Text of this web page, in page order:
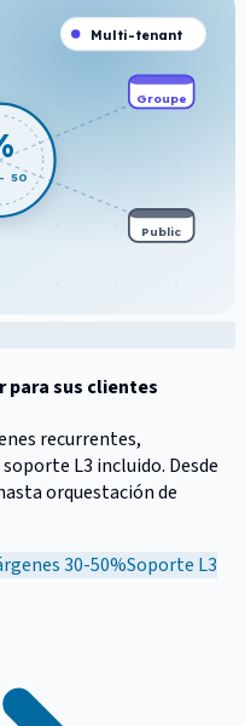
50
Groupe
Public
Multi-tenant
sus clientes
recurrentes,
L3 incluido. Desde
orquestación de
30-50%Soporte L3